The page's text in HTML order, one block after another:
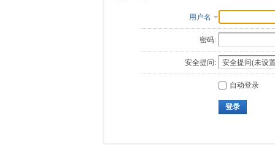
用户名
密码:
安全提问:
自动登录
登录